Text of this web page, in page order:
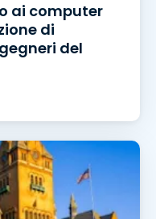
ai computer
di
del